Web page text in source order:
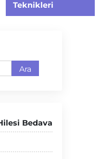
Teknikleri
Ara
Bedava